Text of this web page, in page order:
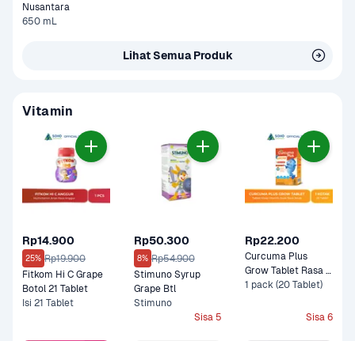
Nusantara
650 mL
Lihat Semua Produk
Vitamin
Rp14.900
25% Rp19.900
Fitkom Hi C Grape
Isi 21 Tablet
Rp50.300
8% Rp54.900
Stimuno Syrup
Grape Btl
Stimuno
Sisa 5
Rp22.200
Curcuma Plus
Grow Tablet Rasa
Jeruk
1 pack (20 Tablet)
Sisa 6